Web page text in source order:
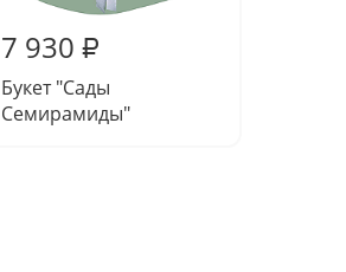
7 930 ₽
Букет "Сады
Семирамиды"